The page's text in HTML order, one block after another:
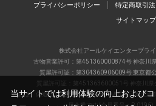
プライバシーポリシー 特定商取引
サイトマップ
株式会社アールケイエンタープラ
古物営業許可：第451360000874号 神奈川
質屋許可証：第304360906009号 東京都
質屋許可証：第451363600051号 神奈川県
当店は、偽造品の流通防止を目指すAACD(日本流通
当サイトでは利用体験の向上および